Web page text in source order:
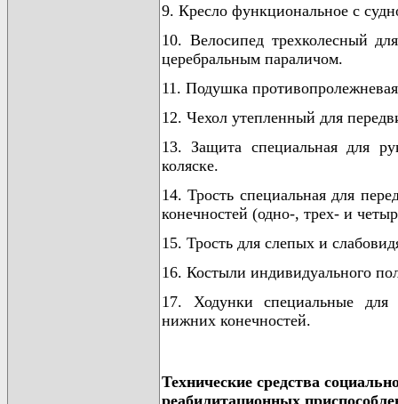
9. Кресло функциональное с
10. Велосипед трехколесный
церебральным параличом.
11. Подушка
12. Чехол утепленный для
13. Защита специальная для
коляске.
14. Трость специальная для
конечностей (одно-, трех- и
15. Трость для слепых и
16. Костыли индивидуального
17. Ходунки специальные
нижних конечностей.
Технические средства